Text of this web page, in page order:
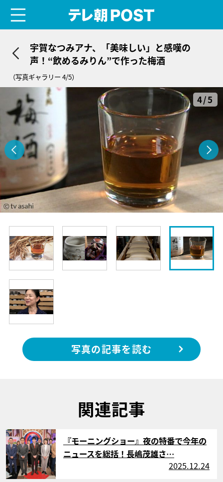
宇賀なつみアナ、「美味しい」と感嘆の
声！“飲めるみりん”で作った梅酒
（写真ギャラリー 4/5）
4/5
写真の記事を読む
関連記事
サムネイル
『モーニングショー』夜の特番で今年の
ニュースを総括！長嶋茂雄さ…
2025.12.24